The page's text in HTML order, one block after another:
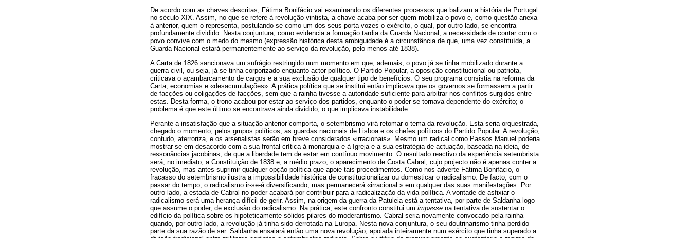
De acordo com as chaves descritas, Fátima Bonifácio vai examinando os diferentes processos que balizam a história de Portugal
no século XIX. Assim, no que se refere à revolução vintista, a chave acaba por ser quem mobiliza o povo e, como questão anexa
à anterior, quem o representa, postulando-se como um dos seus porta-vozes o exército, o qual, por outro lado, se encontra
profundamente dividido. Nesta conjuntura, como evidencia a formação tardia da Guarda Nacional, a necessidade de contar com o
povo convive com o medo do mesmo (expressão histórica desta ambiguidade é a circunstância de que, uma vez constituída, a
Guarda Nacional estará permanentemente ao serviço da revolução, pelo menos até 1838).
A Carta de 1826 sancionava um sufrágio restringido num momento em que, ademais, o povo já se tinha mobilizado durante a
guerra civil, ou seja, já se tinha corporizado enquanto actor político. O Partido Popular, a oposição constitucional ou patriota,
criticava o açambarcamento de cargos e a sua exclusão de qualquer tipo de benefícios. O seu programa consistia na reforma da
Carta, economias e «desacumulações». A prática política que se institui então implicava que os governos se formassem a partir
de facções ou coligações de facções, sem que a rainha tivesse a autoridade suficiente para arbitrar nos conflitos surgidos entre
estas. Desta forma, o trono acabou por estar ao serviço dos partidos, enquanto o poder se tornava dependente do exército; o
problema é que este último se encontrava ainda dividido, o que implicava instabilidade.
Perante a insatisfação que a situação anterior comporta, o setembrismo virá retomar o tema da revolução. Esta seria orquestrada,
chegado o momento, pelos grupos políticos, as guardas nacionais de Lisboa e os chefes políticos do Partido Popular. A revolução,
contudo, aterroriza, e os arsenalistas serão em breve considerados «irracionais». Mesmo um radical como Passos Manuel poderia
mostrar-se em desacordo com a sua frontal crítica à monarquia e à Igreja e a sua estratégia de actuação, baseada na ideia, de
ressonâncias jacobinas, de que a liberdade tem de estar em contínuo movimento. O resultado reactivo da experiência setembrista
será, no imediato, a Constituição de 1838 e, a médio prazo, o aparecimento de Costa Cabral, cujo projecto não é apenas conter a
revolução, mas antes suprimir qualquer opção política que apoie tais procedimentos. Como nos adverte Fátima Bonifácio, o
fracasso do setembrismo ilustra a impossibilidade histórica de constitucionalizar ou domesticar o radicalismo. De facto, com o
passar do tempo, o radicalismo ir-se-á diversificando, mas permanecerá «irracional » em qualquer das suas manifestações. Por
outro lado, a estada de Cabral no poder acabará por contribuir para a radicalização da vida política. A vontade de asfixiar o
radicalismo será uma herança difícil de gerir. Assim, na origem da guerra da Patuleia está a tentativa, por parte de Saldanha logo
que assume o poder, de exclusão do radicalismo. Na prática, este confronto constitui um impasse na tentativa de sustentar o
edifício da política sobre os hipoteticamente sólidos pilares do moderantismo. Cabral seria novamente convocado pela rainha
quando, por outro lado, a revolução já tinha sido derrotada na Europa. Nesta nova conjuntura, o seu doutrinarismo tinha perdido
parte da sua razão de ser. Saldanha ensaiará então uma nova revolução, apoiada inteiramente num exército que tinha superado a